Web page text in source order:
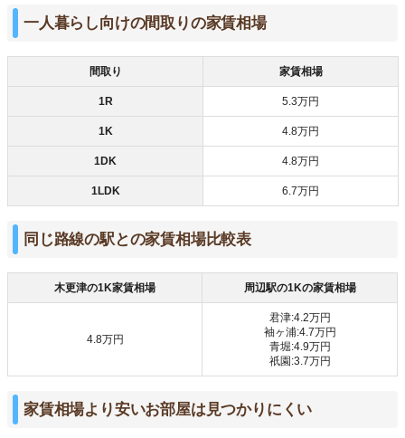
一人暮らし向けの間取りの家賃相場
間取り 家賃相場
1R 5.3万円
1K 4.8万円
1DK 4.8万円
1LDK 6.7万円
同じ路線の駅との家賃相場比較表
木更津の1K家賃相場 周辺駅の1Kの家賃相場
4.8万円
君津:4.2万円
袖ヶ浦:4.7万円
青堀:4.9万円
祇園:3.7万円
家賃相場より安いお部屋は見つかりにくい